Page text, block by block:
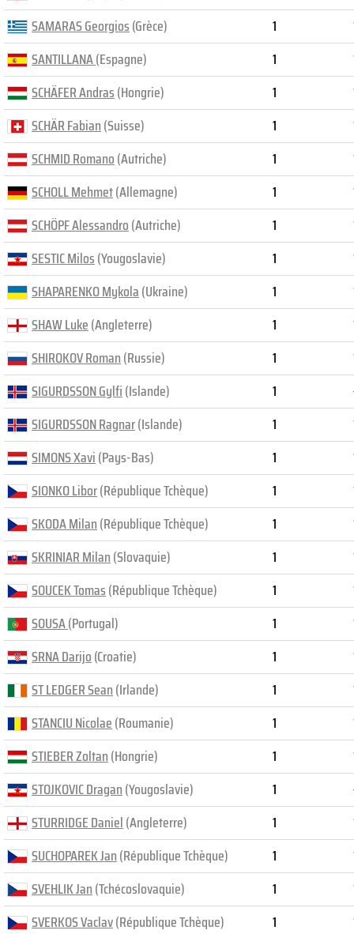
SAMARAS Georgios(Grèce)
SANTILLANA(Espagne)
SCHÄFER Andras(Hongrie)
SCHÄR Fabian(Suisse)
SCHMID Romano(Autriche)
SCHOLL Mehmet(Allemagne)
SCHÖPF Alessandro(Autriche)
SESTIC Milos(Yougoslavie)
SHAPARENKO Mykola(Ukraine)
SHAW Luke(Angleterre)
SHIROKOV Roman(Russie)
SIGURDSSON Gylfi(Islande)
SIGURDSSON Ragnar(Islande)
SIMONS Xavi(Pays-Bas)
SIONKO Libor(République Tchèque)
SKODA Milan(République Tchèque)
SKRINIAR Milan(Slovaquie)
SOUCEK Tomas(République Tchèque)
SOUSA(Portugal)
SRNA Darijo(Croatie)
ST LEDGER Sean(Irlande)
STANCIU Nicolae(Roumanie)
STIEBER Zoltan(Hongrie)
STOJKOVIC Dragan(Yougoslavie)
STURRIDGE Daniel(Angleterre)
SUCHOPAREK Jan(République Tchèque)
SVEHLIK Jan(Tchécoslovaquie)
SVERKOS Vaclav(République Tchèque)
1
1
1
1
1
1
1
1
1
1
1
1
1
1
1
1
1
1
1
1
1
1
1
1
1
1
1
1